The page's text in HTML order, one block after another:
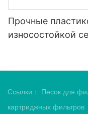
Прочные
износостойкой
Ссылки： Песок для
картриджных фильтров